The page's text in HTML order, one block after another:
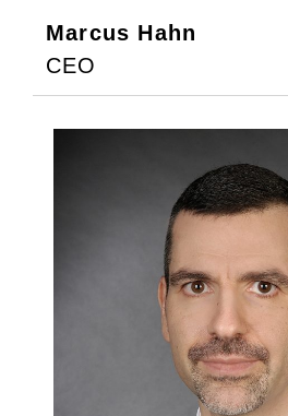
Marcus Hahn
CEO